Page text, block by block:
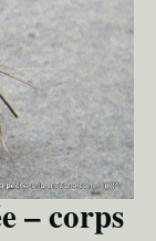
– corps